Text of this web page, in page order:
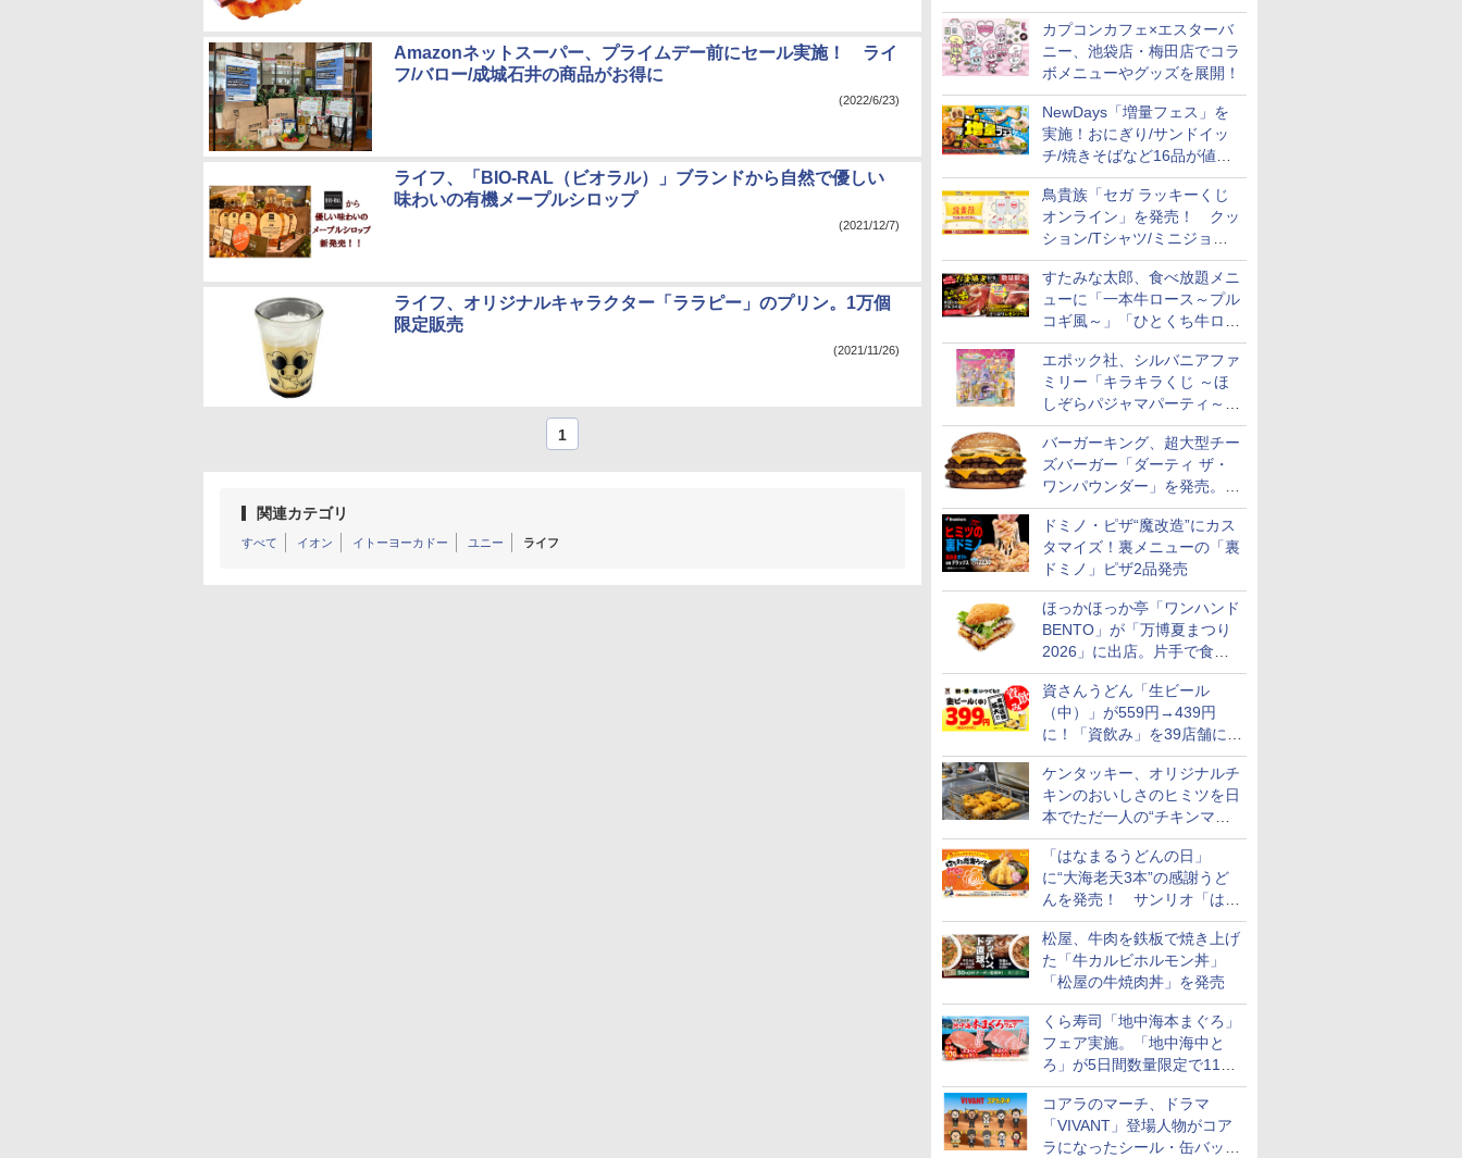
実施！水・日曜夜限定
カプコンカフェ×エスターバ
ニー、池袋店・梅田店でコラ
ボメニューやグッズを展開！
NewDays「増量フェス」を
実施！おにぎり/サンドイッ
チ/焼きそばなど16品が値段
そのままでボリュームアップ
鳥貴族「セガ ラッキーくじ
オンライン」を発売！ クッ
ション/Tシャツ/ミニジョッ
キ/ステッカーなど全7賞
すたみな太郎、食べ放題メニ
ューに「一本牛ロース～プル
コギ風～」「ひとくち牛ロー
スステーキ」をお盆限定で追
加
エポック社、シルバニアファ
ミリー「キラキラくじ ～ほ
しぞらパジャマパーティ～」
を発売。人形/家具/建物など
バーガーキング、超大型チー
ズバーガー「ダーティ ザ・
ワンパウンダー」を発売。総
カロリー約1656kcal、総重量
約527g！
ドミノ・ピザ“魔改造”にカス
タマイズ！裏メニューの「裏
ドミノ」ピザ2品発売
ほっかほっか亭「ワンハンド
BENTO」が「万博夏まつり
2026」に出店。片手で食べ
られる海苔弁や和牛きんぴら
を販売
資さんうどん「生ビール
（中）」が559円→439円
に！「資飲み」を39店舗に拡
大
ケンタッキー、オリジナルチ
キンのおいしさのヒミツを日
本でただ一人の“チキンマイ
スター”笠原氏から学んでき
た「はなまるうどんの日」
に“大海老天3本”の感謝うど
んを発売！ サンリオ「はな
まるおばけ」のシール/キャ
ンディなども
松屋、牛肉を鉄板で焼き上げ
た「牛カルビホルモン丼」
「松屋の牛焼肉丼」を発売
くら寿司「地中海本まぐろ」
フェア実施。「地中海中と
ろ」が5日間数量限定で110
円！
コアラのマーチ、ドラマ
「VIVANT」登場人物がコア
ラになったシール・缶バッジ
Amazonネットスーパー、プライムデー前にセール実施！ ライ
フ/バロー/成城石井の商品がお得に
(2022/6/23)
ライフ、「BIO-RAL（ビオラル）」ブランドから自然で優しい
味わいの有機メープルシロップ
(2021/12/7)
ライフ、オリジナルキャラクター「ララピー」のプリン。1万個
限定販売
(2021/11/26)
1
関連カテゴリ
すべて イオン イトーヨーカドー ユニー ライフ